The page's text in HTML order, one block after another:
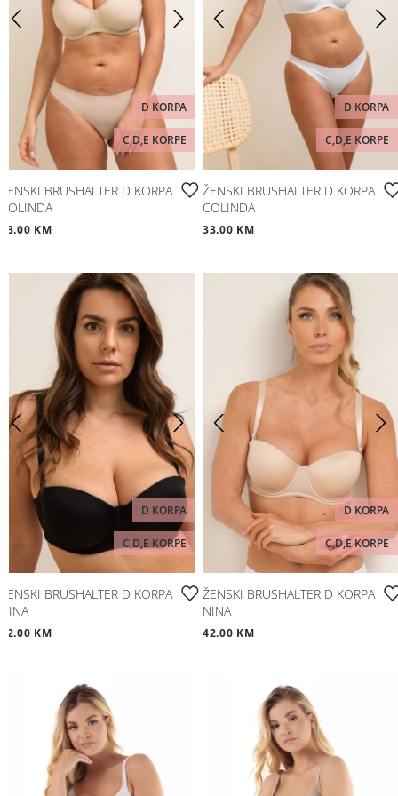
D KORPA
C,D,E KORPE
ŽENSKI BRUSHALTER D KORPA
COLINDA
33.00 KM
D KORPA
C,D,E KORPE
ŽENSKI BRUSHALTER D KORPA
COLINDA
33.00 KM
D KORPA
C,D,E KORPE
ŽENSKI BRUSHALTER D KORPA
NINA
42.00 KM
D KORPA
C,D,E KORPE
ŽENSKI BRUSHALTER D KORPA
NINA
42.00 KM